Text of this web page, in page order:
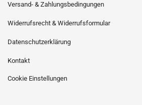
Versand- & Zahlungsbedingungen
Widerrufsrecht & Widerrufsformular
Datenschutzerklärung
Kontakt
Cookie Einstellungen